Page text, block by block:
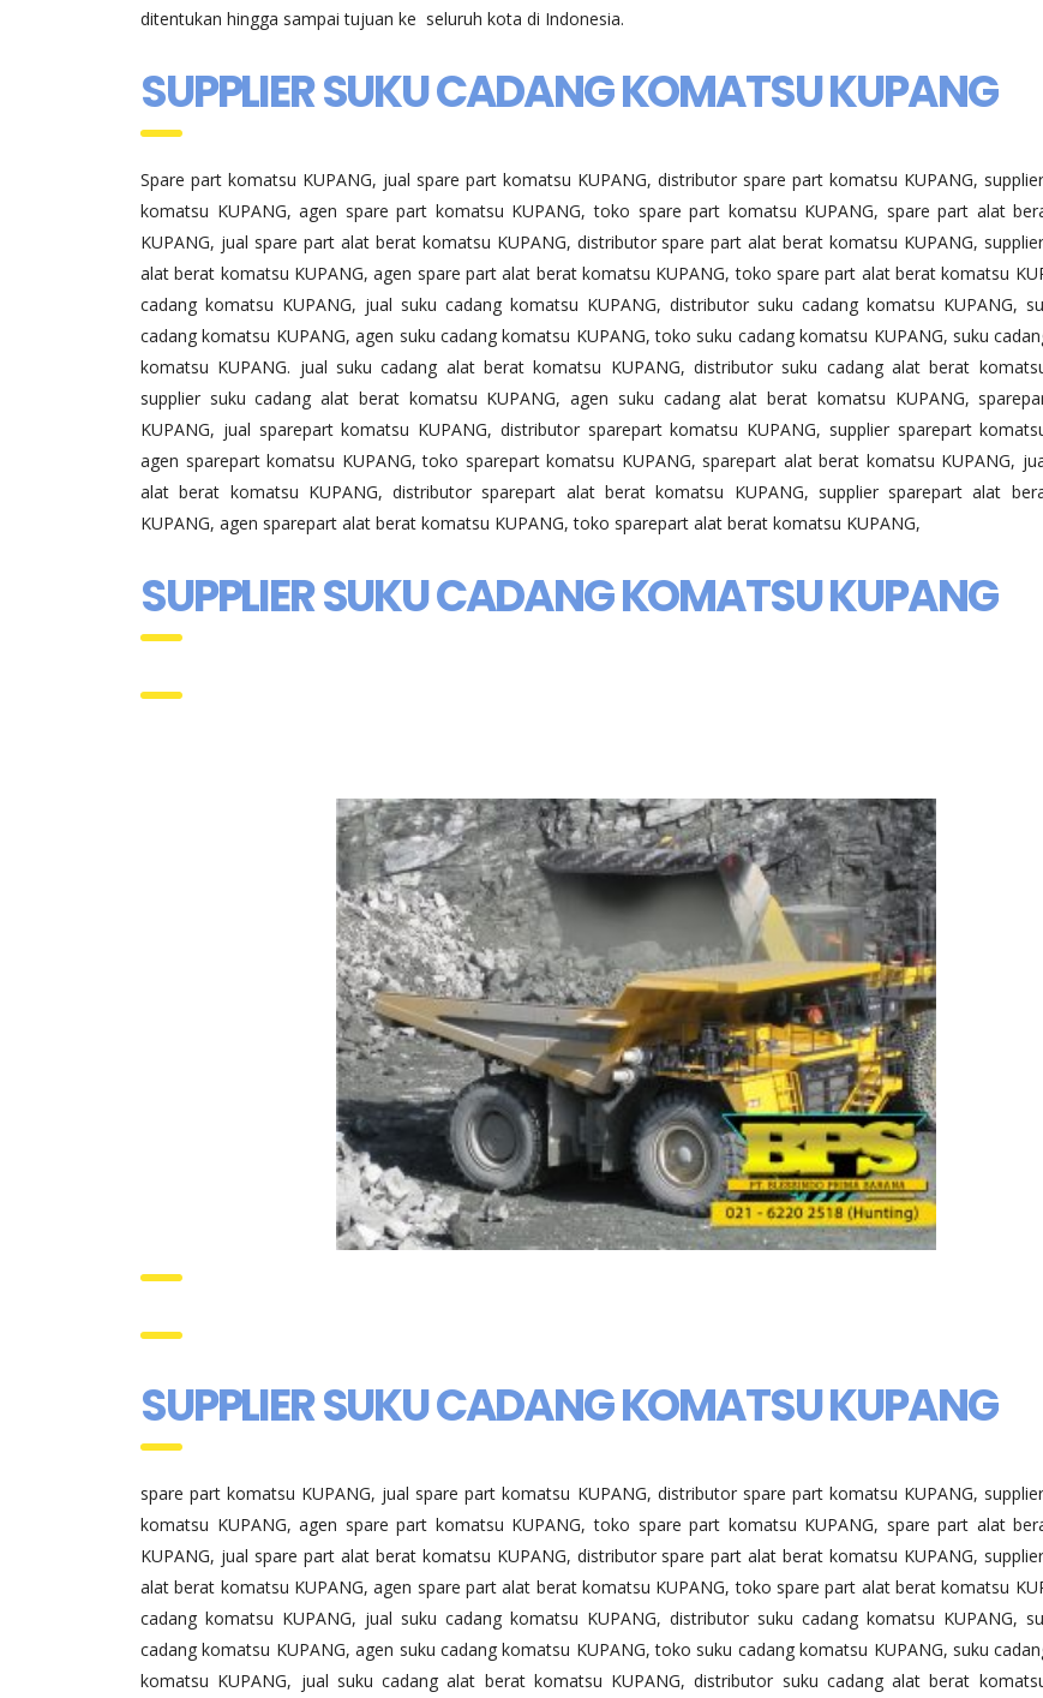
ditentukan hingga sampai tujuan ke seluruh kota di Indonesia.
SUPPLIER SUKU CADANG KOMATSU KUPANG
Spare part komatsu KUPANG, jual spare part komatsu KUPANG, distributor spare part komatsu KUPANG,
komatsu KUPANG, agen spare part komatsu KUPANG, toko spare part komatsu KUPANG, spare part alat
KUPANG, jual spare part alat berat komatsu KUPANG, distributor spare part alat berat komatsu KUPANG,
alat berat komatsu KUPANG, agen spare part alat berat komatsu KUPANG, toko spare part alat berat komatsu
cadang komatsu KUPANG, jual suku cadang komatsu KUPANG, distributor suku cadang komatsu KUPANG,
cadang komatsu KUPANG, agen suku cadang komatsu KUPANG, toko suku cadang komatsu KUPANG, suku
komatsu KUPANG. jual suku cadang alat berat komatsu KUPANG, distributor suku cadang alat berat
supplier suku cadang alat berat komatsu KUPANG, agen suku cadang alat berat komatsu KUPANG,
KUPANG, jual sparepart komatsu KUPANG, distributor sparepart komatsu KUPANG, supplier sparepart
agen sparepart komatsu KUPANG, toko sparepart komatsu KUPANG, sparepart alat berat komatsu KUPANG,
alat berat komatsu KUPANG, distributor sparepart alat berat komatsu KUPANG, supplier sparepart alat
KUPANG, agen sparepart alat berat komatsu KUPANG, toko sparepart alat berat komatsu KUPANG,
SUPPLIER SUKU CADANG KOMATSU KUPANG
SUPPLIER SUKU CADANG KOMATSU KUPANG
spare part komatsu KUPANG, jual spare part komatsu KUPANG, distributor spare part komatsu KUPANG,
komatsu KUPANG, agen spare part komatsu KUPANG, toko spare part komatsu KUPANG, spare part alat
KUPANG, jual spare part alat berat komatsu KUPANG, distributor spare part alat berat komatsu KUPANG,
alat berat komatsu KUPANG, agen spare part alat berat komatsu KUPANG, toko spare part alat berat komatsu
cadang komatsu KUPANG, jual suku cadang komatsu KUPANG, distributor suku cadang komatsu KUPANG,
cadang komatsu KUPANG, agen suku cadang komatsu KUPANG, toko suku cadang komatsu KUPANG, suku
komatsu KUPANG, jual suku cadang alat berat komatsu KUPANG, distributor suku cadang alat berat